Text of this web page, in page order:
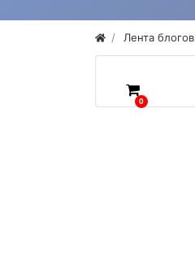
Лента блогов
0